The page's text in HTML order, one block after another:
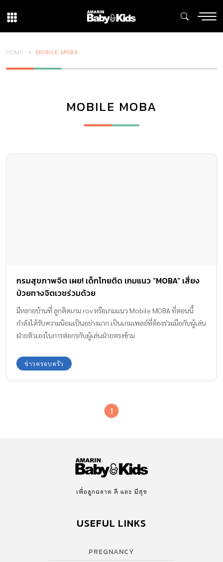
HOME MOBILE MOBA
MOBILE MOBA
กรมสุขภาพจิต เผย! เด็กไทยติด เกมแนว “MOBA” เสี่ยง
ป่วยทางจิตเวชร่วมด้วย
มีหลายบ้านที่ ลูกติดเกม rov หรือเกมแนว Mobile MOBA ที่ตอนนี้
กำลังได้รับความนิยมเป็นอย่างมาก เป็นเกมเพลย์ที่ต้องร่วมมือกับผู้เล่น
ฝ่ายตัวเองในการต่อกรกับผู้เล่นฝ่ายตรงข้าม
ข่าวครอบครัว
1
เพื่อลูกฉลาด ดี และ มีสุข
USEFUL LINKS
PREGNANCY